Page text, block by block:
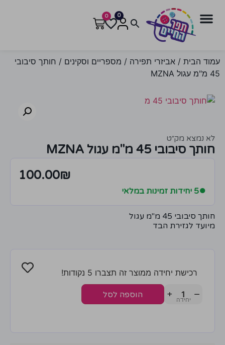
0
0
עמוד הבית / אביזרי תפירה / מספריים וסקינים / חותך סיבובי
45 מ"מ עגול MZNA
לא נמצא מק״ט
חותך סיבובי 45 מ"מ עגול MZNA
100.00₪
●5 יחידות זמינות במלאי
חותך סיבובי 45 מ"מ עגול
מיועד לגזירת הבד
רכישת יחידה ממוצר זה תצברו 5 נקודות!
−
+ הוספה לסל